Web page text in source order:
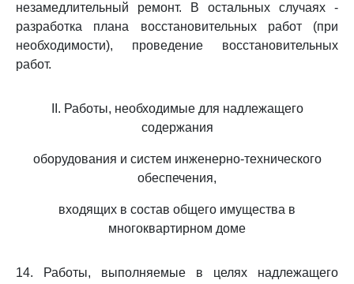
незамедлительный ремонт. В остальных случаях -
разработка плана восстановительных работ (при
необходимости), проведение восстановительных
работ.
II. Работы, необходимые для надлежащего
содержания
оборудования и систем инженерно-технического
обеспечения,
входящих в состав общего имущества в
многоквартирном доме
14. Работы, выполняемые в целях надлежащего